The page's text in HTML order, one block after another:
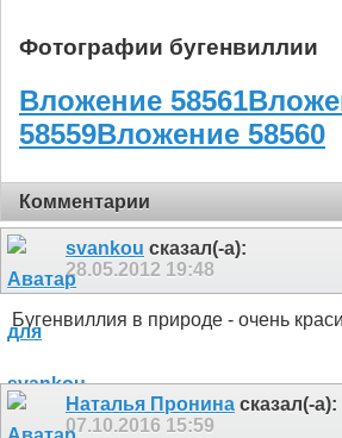
Фотографии бугенвиллии
Вложение 58561
58559Вложение 58560
Комментарии
svankou сказал(-а):
28.05.2012 19:48
Бугенвиллия в природе - очень
Наталья Пронина сказал(-а):
07.10.2016 15:59